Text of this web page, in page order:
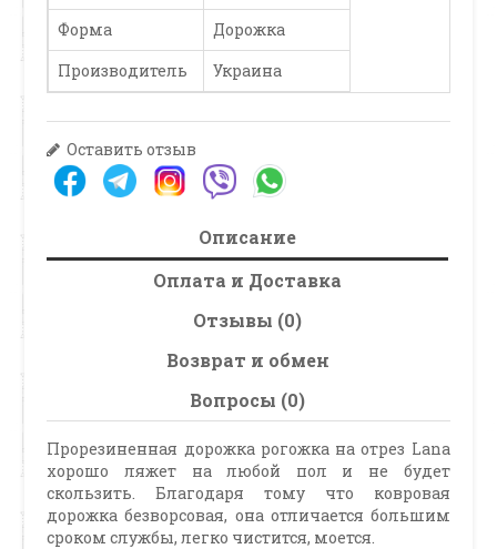
Форма
Дорожка
Производитель
Украина
Оставить отзыв
Описание
Оплата и Доставка
Отзывы (0)
Возврат и обмен
Вопросы (0)
Прорезиненная дорожка рогожка на отрез Lana
хорошо ляжет на любой пол и не будет
скользить. Благодаря тому что ковровая
дорожка безворсовая, она отличается большим
сроком службы, легко чистится, моется.